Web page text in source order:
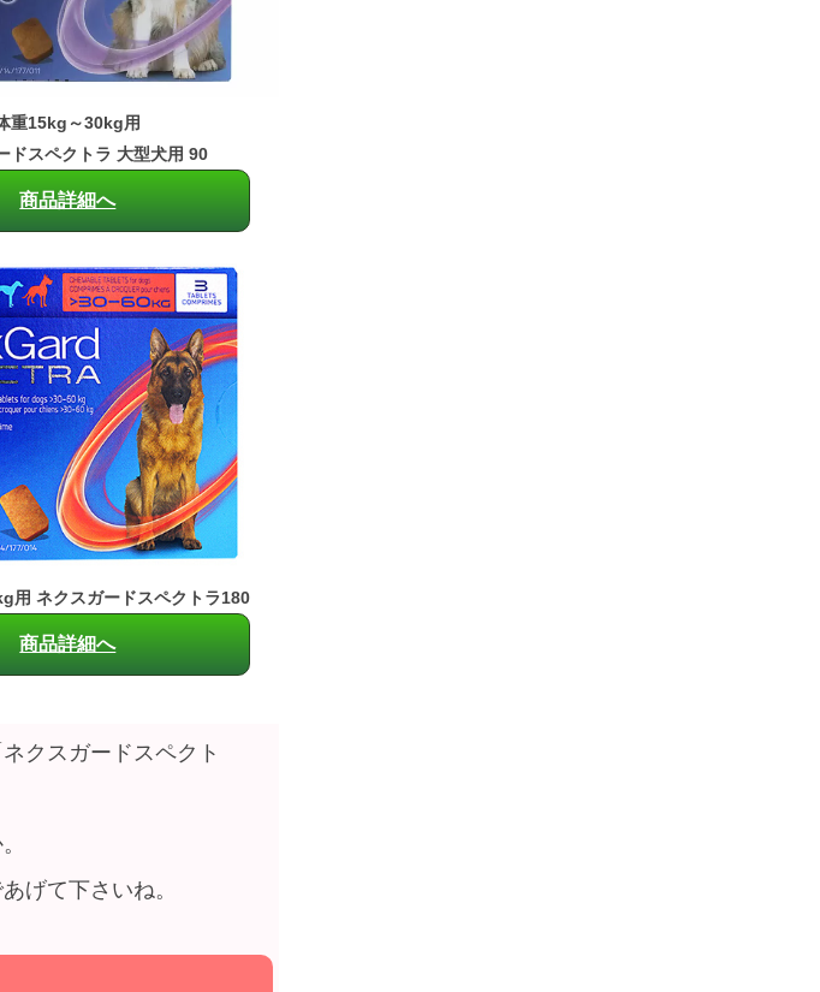
重15kg～30kg用
ドスペクトラ 大型犬用 90
商品詳細へ
用 ネクスガードスペクトラ180
商品詳細へ
クスガードスペクト
げて下さいね。